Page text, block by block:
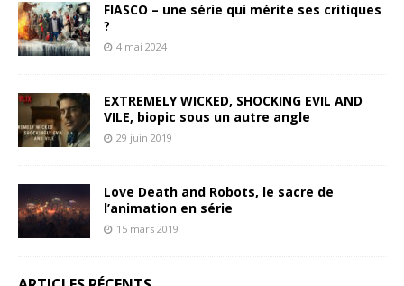
FIASCO – une série qui mérite ses critiques
?
4 mai 2024
EXTREMELY WICKED, SHOCKING EVIL AND
VILE, biopic sous un autre angle
29 juin 2019
Love Death and Robots, le sacre de
l’animation en série
15 mars 2019